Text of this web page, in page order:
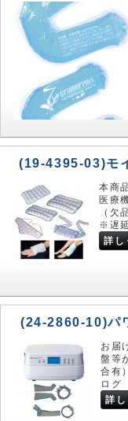
(19-4395-03)モ
本商
医療
（欠
※遅
詳し
(24-2860-10)パ
お届
盤等
合有
ログ
詳